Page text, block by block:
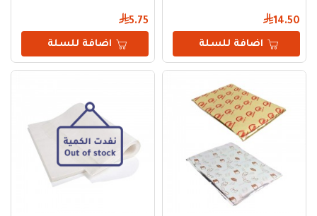
14.50
اضافة للسلة
5.75
اضافة للسلة